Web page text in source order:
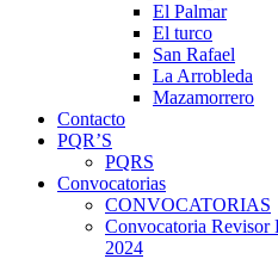
El Palmar
El turco
San Rafael
La Arrobleda
Mazamorrero
Contacto
PQR’S
PQRS
Convocatorias
CONVOCATORIAS
Convocatoria Revisor
2024